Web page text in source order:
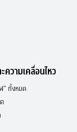
ความเคลื่อนไหว
” ทั้งหมด